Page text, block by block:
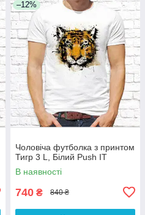
–12%
Чоловіча футболка з принтом
Тигр 3 L, Білий Push IT
В наявності
740 ₴ 840 ₴